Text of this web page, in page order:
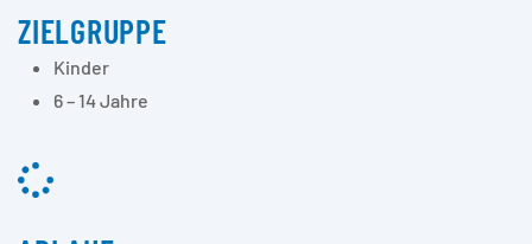
ZIELGRUPPE
Kinder
6 – 14 Jahre